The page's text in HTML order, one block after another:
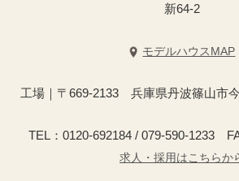
新64-2
モデルハウスMAP
工場｜〒669-2133 兵庫県丹波篠山市
TEL：0120-692184 / 079-590-1233
求人・採用はこちらか